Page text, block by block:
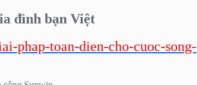
đình bạn Việt
phap-toan-dien-cho-cuoc-song-